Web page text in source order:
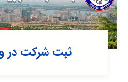
ثبت شرکت در